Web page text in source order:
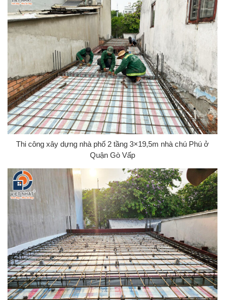
Thi công xây dựng nhà phố 2 tầng 3×19,5m nhà chú Phú ở
Quận Gò Vấp